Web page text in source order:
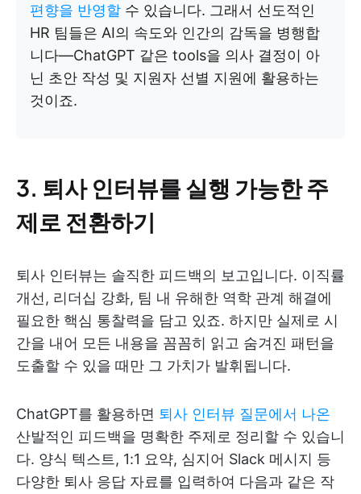
편향을 반영할 수 있습니다. 그래서 선도적인
HR 팀들은 AI의 속도와 인간의 감독을 병행합
니다—ChatGPT 같은 tools을 의사 결정이 아
닌 초안 작성 및 지원자 선별 지원에 활용하는
것이죠.
3. 퇴사 인터뷰를 실행 가능한 주
제로 전환하기
퇴사 인터뷰는 솔직한 피드백의 보고입니다. 이직률
개선, 리더십 강화, 팀 내 유해한 역학 관계 해결에
필요한 핵심 통찰력을 담고 있죠. 하지만 실제로 시
간을 내어 모든 내용을 꼼꼼히 읽고 숨겨진 패턴을
도출할 수 있을 때만 그 가치가 발휘됩니다.
ChatGPT를 활용하면 퇴사 인터뷰 질문에서 나온
산발적인 피드백을 명확한 주제로 정리할 수 있습니
다. 양식 텍스트, 1:1 요약, 심지어 Slack 메시지 등
다양한 퇴사 응답 자료를 입력하여 다음과 같은 작